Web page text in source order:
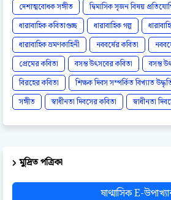
দেশাত্মবোধক সঙ্গীত
দ্বিমাসিক সৃজন বিষয়
ধারাবাহিক কবিতাগুচ্ছ
ধারাবাহিক গল্প
ধারাবাহিক ভ্রমণকাহিনী
নববর্ষের কবিতা
প্রেমের কবিতা
বসন্ত উৎসবের কবিতা
বসন্ত
বিরহের কবিতা
শিক্ষক দিবস সম্পর্কিত বিখ্যাত
সঙ্গীত
স্বাধীনতা দিবসের কবিতা স্বাধীনতা
মুদ্রিত পত্রিকা
ষাণ্মাসিক E-